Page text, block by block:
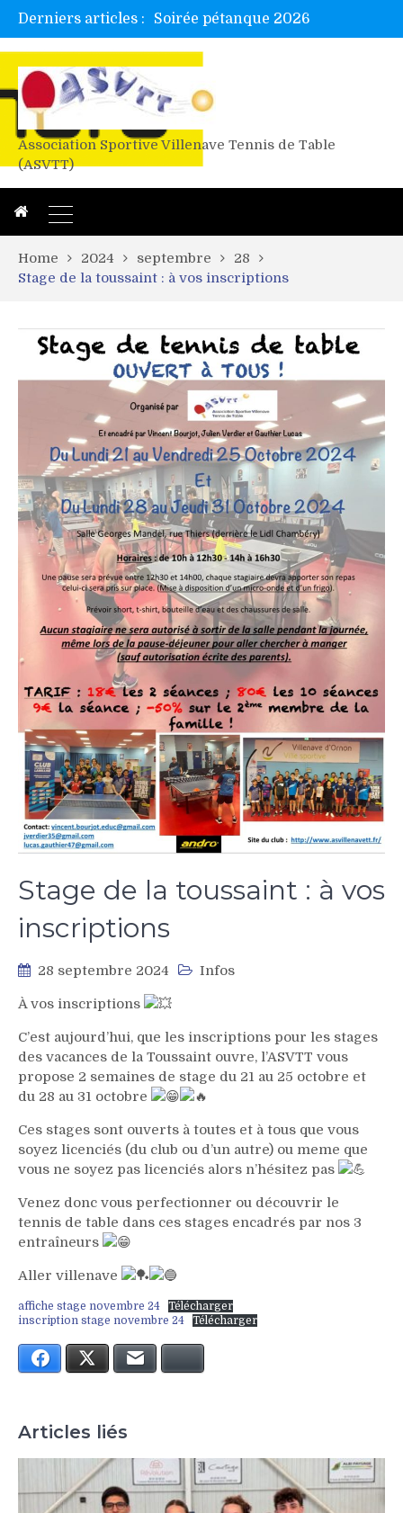
Derniers articles :
Soirée pétanque 2026
Tetelle et Wawa en bretagne
Alex valide l’EF
Association Sportive Villenave Tennis de Table
(ASVTT)
Home 2024 septembre
28
Stage de la toussaint : à vos inscriptions
Stage de la toussaint : à vos
inscriptions
28 septembre 2024 Infos
À vos inscriptions
C’est aujourd’hui, que les inscriptions pour les stages
des vacances de la Toussaint ouvre, l’ASVTT vous
propose 2 semaines de stage du 21 au 25 octobre et
du 28 au 31 octobre
Ces stages sont ouverts à toutes et à tous que vous
soyez licenciés (du club ou d’un autre) ou meme que
vous ne soyez pas licenciés alors n’hésitez pas
Venez donc vous perfectionner ou découvrir le
tennis de table dans ces stages encadrés par nos 3
entraîneurs
Aller villenave
affiche stage novembre 24
Télécharger
inscription stage novembre 24
Télécharger
Facebook Twitter
Articles liés